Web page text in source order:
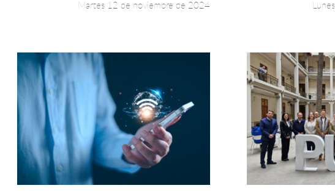
Martes 12 de noviembre de 2024